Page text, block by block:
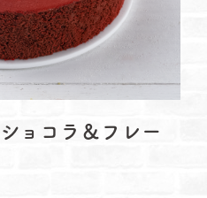
ョコラ＆フレー